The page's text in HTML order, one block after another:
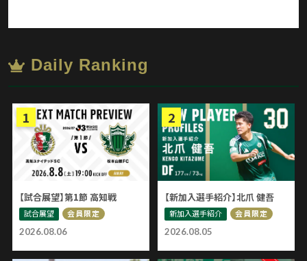
Daily Ranking
2026.08.06
【試合展望】第1節 高知戦
試合展望
会員限定
2026.08.05
【新加入選手紹介】北爪 健吾
新加入選手紹介 会員限定